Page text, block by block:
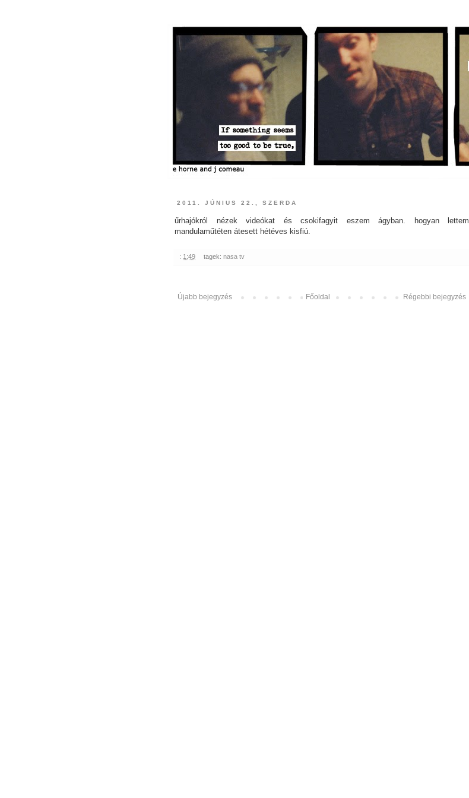
2011. JÚNIUS 22., SZERDA
űrhajókról nézek videókat és csokifagyit eszem ágyban. hogyan lettem
mandulaműtéten átesett hétéves kisfiú.
: 1:49 tagek: nasa tv
Újabb bejegyzés Régebbi bejegyzés
Főoldal